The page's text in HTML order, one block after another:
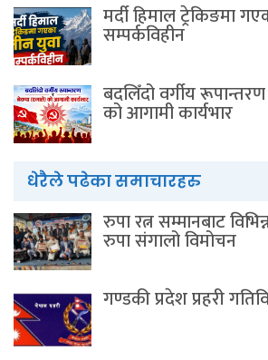
मर्दी हिमाल ट्रेकिङमा
सम्पर्कविहीन
बदलिँदो वर्गीय
को आगामी कार्यभार
धेरैले पढेका समाचारहरु
रुपा रत्न सम्मानबाट
रुपा संगालो विमोचन
गण्डकी प्रदेश प्रहरी